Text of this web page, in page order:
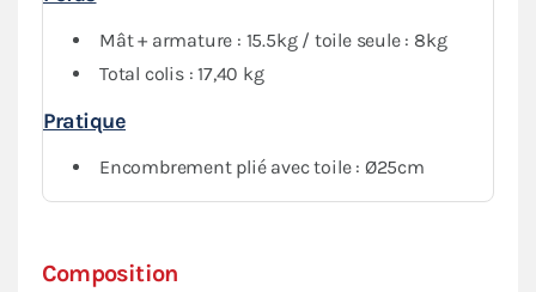
Composition
Mât + armature : 15.5kg / toile seule : 8kg
Total colis : 17,40 kg
Pratique
Encombrement plié avec toile : Ø25cm